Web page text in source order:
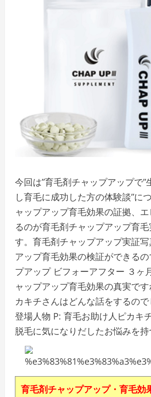
今回は”育毛剤チャップアップで”
し育毛に成功した方の体験談”に
ャップアップ育毛効果の証拠、
るのが育毛剤チャップアップ育
す。育毛剤チャップアップ実証
アップ育毛効果の検証ができる
プアップ ビフォーアフター ３ヶ
ャップアップ育毛効果の真実で
カキチさんはどんな話をするので
登場人物 P: 育毛お助け人ピカキ
脱毛に気になりだしたお悩みを
育毛剤チャップアップ・育毛効